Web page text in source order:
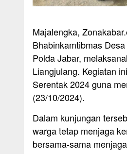
Majalengka,
Bhabinkamtibmas
Polda Jabar,
Liangjulang. Kegiatan
Serentak 2024 guna
(23/10/2024).
Dalam kunjungan
warga tetap menjaga
bersama-sama